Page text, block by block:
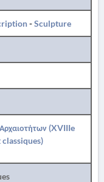
-Sculpture
(XVIIIe